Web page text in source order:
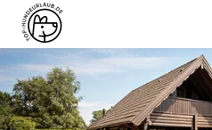
DIREKT BUCHBAR